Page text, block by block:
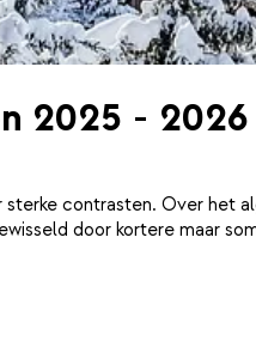
2025 - 2026
contrasten. Over het
door kortere maar